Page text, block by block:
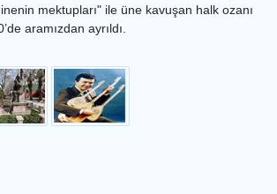
mektupları" ile üne kavuşan halk ozanı
aramızdan ayrıldı.